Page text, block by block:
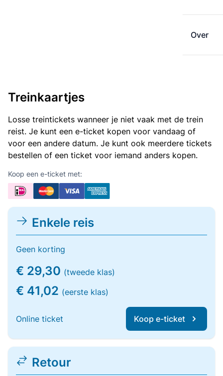
Over
Treinkaartjes
Losse treintickets wanneer je niet vaak met de trein
reist. Je kunt een e-ticket kopen voor vandaag of
voor een andere datum. Je kunt ook meerdere tickets
bestellen of een ticket voor iemand anders kopen.
Koop een e-ticket met:
Enkele reis
Geen korting
€ 29,30 (tweede klas)
€ 41,02 (eerste klas)
Online ticket Koop e-ticket
Retour